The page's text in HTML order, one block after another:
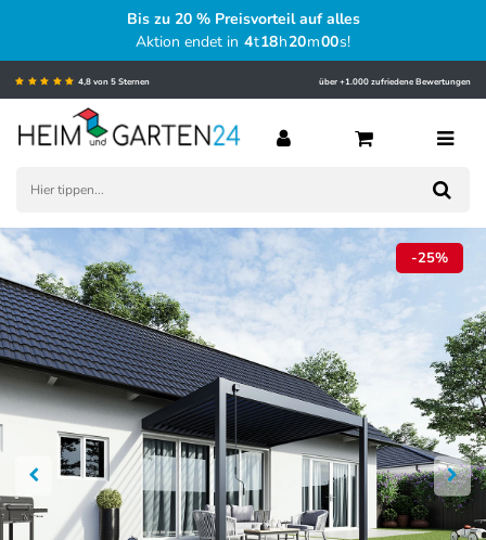
Bis zu 20 % Preisvorteil auf alles
Aktion endet in 4t18h19m59s!
4,8 von 5 Sternen über +1.000 zufriedene Bewertungen
-25%